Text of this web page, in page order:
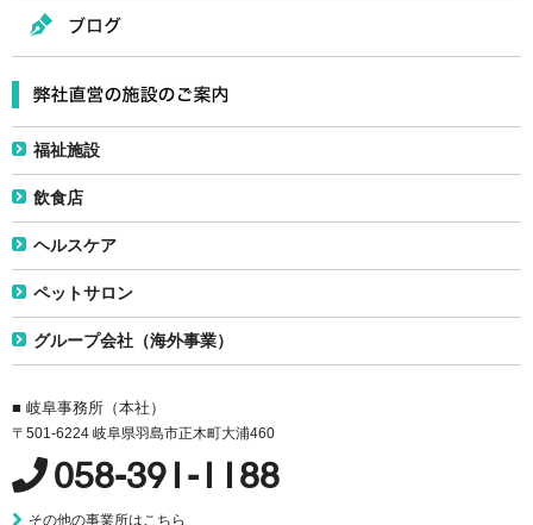
福祉施設
飲食店
ヘルスケア
ペットサロン
グループ会社（海外事業）
■ 岐阜事務所（本社）
〒501-6224 岐阜県羽島市正木町大浦460
058-391-1188
その他の事業所はこちら